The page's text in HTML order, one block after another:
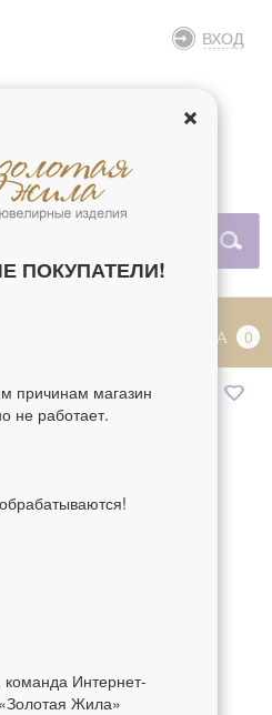
ВХОД
КОРЗИНА 0
ПОКУПАТЕЛИ!
причинам магазин
не работает.
Интернет-
Жила»